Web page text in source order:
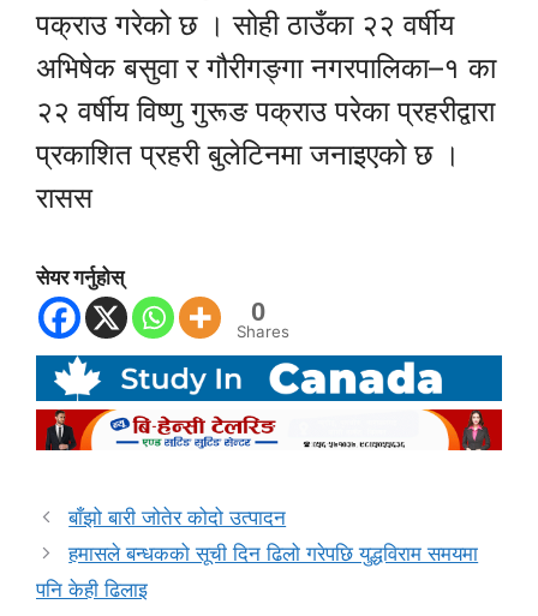
पक्राउ गरेको छ । सोही ठाउँका २२ वर्षीय
अभिषेक बसुवा र गौरीगङ्गा नगरपालिका–१ का
२२ वर्षीय विष्णु गुरूङ पक्राउ परेका प्रहरीद्वारा
प्रकाशित प्रहरी बुलेटिनमा जनाइएको छ ।
रासस
सेयर गर्नुहोस्
0
Shares
बाँझो बारी जोतेर कोदो उत्पादन
हमासले बन्धकको सूची दिन ढिलो गरेपछि युद्धविराम समयमा
पनि केही ढिलाइ